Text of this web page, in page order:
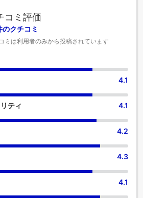
コミ評価
クチコミ
ミは利用者のみから投稿されています
4.1
ティ 4.1
4.2
4.3
4.1